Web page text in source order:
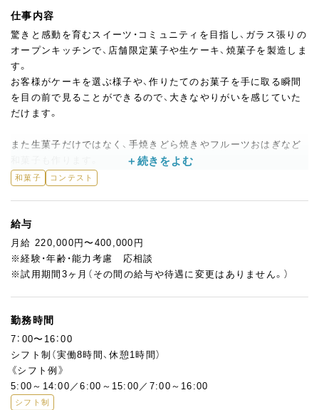
仕事内容
驚きと感動を育むスイーツ・コミュニティを目指し、ガラス張りの
オープンキッチンで、店舗限定菓子や生ケーキ、焼菓子を製造しま
す。
お客様がケーキを選ぶ様子や、作りたてのお菓子を手に取る瞬間
を目の前で見ることができるので、大きなやりがいを感じていた
だけます。
また生菓子だけではなく、手焼きどら焼きやフルーツおはぎなど
展やジャパンケーキショーにも挑戦しており、会社としてもコン
テスト出場を応援しています！
あなたの描くキャリアや希望、適正に合わせた様々なキャリアフ
ローを用意しているので、長期的に活躍いただけますよ。
和菓子 コンテスト
給与
月給 220,000円〜400,000円
※経験・年齢・能力考慮 応相談
※試用期間3ヶ月（その間の給与や待遇に変更はありません。）
勤務時間
7：00〜16：00
シフト制（実働8時間、休憩1時間）
《シフト例》
5:00～14:00／6:00～15:00／7:00～16:00
シフト制